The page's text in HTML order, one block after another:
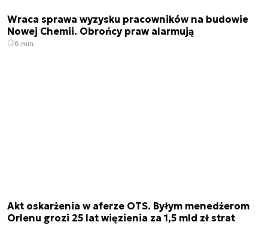
Wraca sprawa wyzysku pracowników na budowie
Nowej Chemii. Obrońcy praw alarmują
6 min.
Akt oskarżenia w aferze OTS. Byłym menedżerom
Orlenu grozi 25 lat więzienia za 1,5 mld zł strat